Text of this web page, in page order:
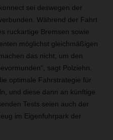
sei deswegen der
Während der Fahrt
ruckartige Bremsen sowie
möglichst gleichmäßigen
das nicht, um den
sagt Polziehn.
optimale Fahrstrategie für
und diese dann an künftige
Tests seien auch der
im Eigenfuhrpark der